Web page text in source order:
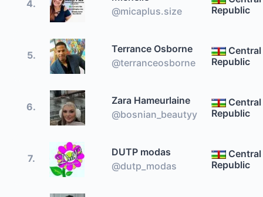
4.
@micaplus.size
Republic
5.
Terrance Osborne
@terranceosborne
Republic
6.
Zara Hameurlaine
@bosnian_beautyy
Republic
7.
DUTP modas
@dutp_modas
Republic